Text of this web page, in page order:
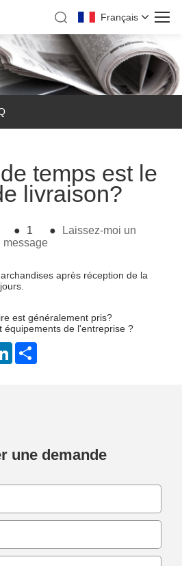
Français
temps est le
livraison?
● 1 ●
Laissez-moi un
message
après réception de la
est généralement pris?
équipements de l'entreprise ?
LinkedIn
une demande